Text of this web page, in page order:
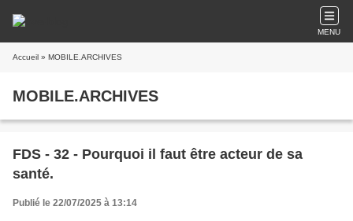
MENU
Accueil » MOBILE.ARCHIVES
MOBILE.ARCHIVES
FDS - 32 - Pourquoi il faut être acteur de sa
santé.
Publié le 22/07/2025 à 13:14